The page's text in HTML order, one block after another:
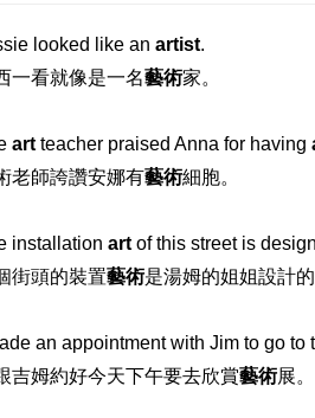
looked like an artist.
一看就像是一名藝術家。
artteacher praised Anna for having
老師誇讚安娜有藝術細胞。
installation artof this street is
街頭的裝置藝術是湯姆的姐姐設計的
an appointment with Jim to go to
吉姆約好今天下午要去欣賞藝術展。